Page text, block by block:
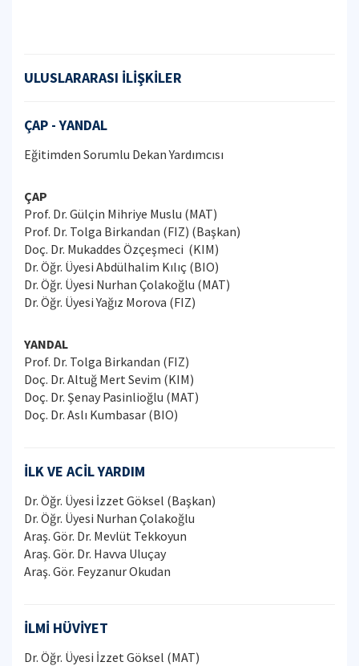
ULUSLARARASI İLİŞKİLER
ÇAP - YANDAL
Eğitimden Sorumlu Dekan Yardımcısı
ÇAP
Prof. Dr. Gülçin Mihriye Muslu (MAT)
Prof. Dr. Tolga Birkandan (FIZ) (Başkan)
Doç. Dr. Mukaddes Özçeşmeci (KIM)
Dr. Öğr. Üyesi Abdülhalim Kılıç (BIO)
Dr. Öğr. Üyesi Nurhan Çolakoğlu (MAT)
Dr. Öğr. Üyesi Yağız Morova (FIZ)
YANDAL
Prof. Dr. Tolga Birkandan (FIZ)
Doç. Dr. Altuğ Mert Sevim (KIM)
Doç. Dr. Şenay Pasinlioğlu (MAT)
Doç. Dr. Aslı Kumbasar (BIO)
İLK VE ACİL YARDIM
Dr. Öğr. Üyesi İzzet Göksel (Başkan)
Dr. Öğr. Üyesi Nurhan Çolakoğlu
Araş. Gör. Dr. Mevlüt Tekkoyun
Araş. Gör. Dr. Havva Uluçay
Araş. Gör. Feyzanur Okudan
İLMİ HÜVİYET
Dr. Öğr. Üyesi İzzet Göksel (MAT)